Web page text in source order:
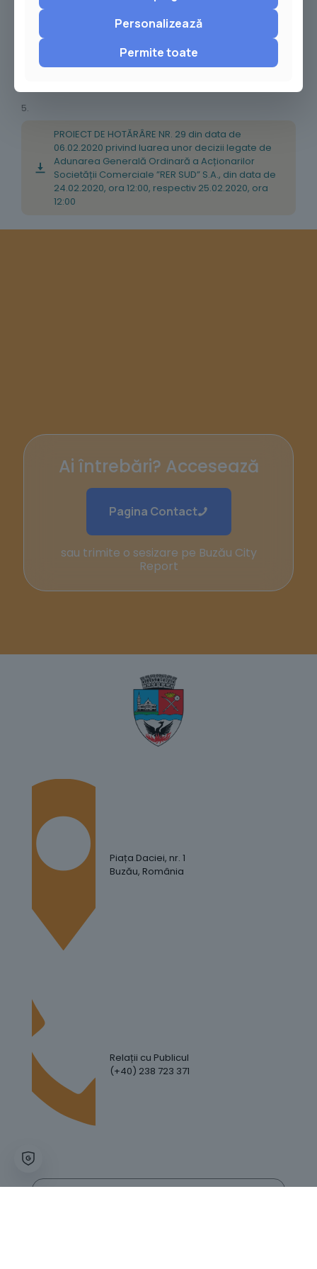
06.02.2020 PRIVIND APROBAREA PROIECTULUI ȘI A
alternativ de mobilitate urbană utilizând stații
automate de închiriere a bicicletelor în Municipiul
5.
PROIECT DE HOTĂRÂRE NR. 29 din data de
06.02.2020 privind luarea unor decizii legate de
Adunarea Generală Ordinară a Acționarilor
Societății Comerciale ”RER SUD” S.A., din data de
24.02.2020, ora 12:00, respectiv 25.02.2020, ora
12:00
Ai întrebări? Accesează
Pagina Contact
sau trimite o sesizare pe Buzău City
Report
Piața Daciei, nr. 1
Buzău, România
Relații cu Publicul
(+40) 238 723 371
Personalizează
Permite toate